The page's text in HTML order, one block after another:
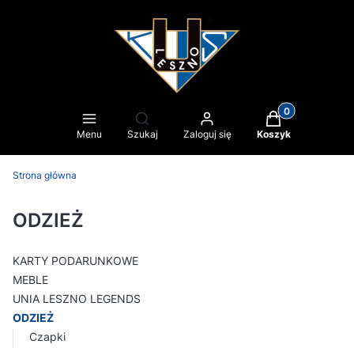
Menu
Otwórz wyszukiwarkę
Szukaj Zaloguj się
Produkty w
Koszyk
Strona główna
ODZIEŻ
KARTY PODARUNKOWE
MEBLE
UNIA LESZNO LEGENDS
ODZIEŻ
Czapki